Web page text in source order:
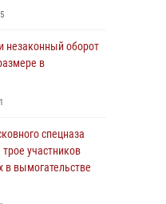
Росгвардии
1»
рецидивиста,
на крупную сумму в
5
незаконный оборот
в
1
спецназа
участников
в вымогательстве